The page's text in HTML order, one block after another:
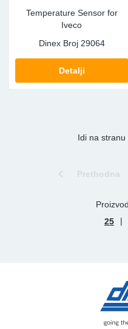
Temperature Sensor for
Iveco
Dinex Broj 29064
Detalji
Idi na stranu
Prethodna
25
|